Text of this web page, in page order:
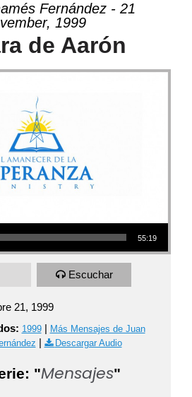
Fernández - 21
1999
de Aarón
55:19
Escuchar
21, 1999
1999| Más Mensajes de Juan
| Descargar Audio
"Mensajes"